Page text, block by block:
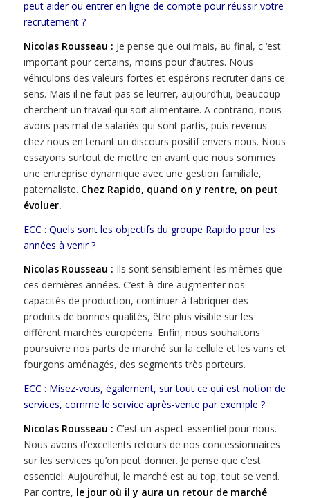
peut aider ou entrer en ligne de compte pour réussir votre
recrutement ?
Nicolas Rousseau : Je pense que oui mais, au final, c ‘est
important pour certains, moins pour d’autres. Nous
véhiculons des valeurs fortes et espérons recruter dans ce
sens. Mais il ne faut pas se leurrer, aujourd’hui, beaucoup
cherchent un travail qui soit alimentaire. A contrario, nous
avons pas mal de salariés qui sont partis, puis revenus
chez nous en tenant un discours positif envers nous. Nous
essayons surtout de mettre en avant que nous sommes
une entreprise dynamique avec une gestion familiale,
paternaliste. Chez Rapido, quand on y rentre, on peut
évoluer.
ECC : Quels sont les objectifs du groupe Rapido pour les
années à venir ?
Nicolas Rousseau : Ils sont sensiblement les mêmes que
ces dernières années. C’est-à-dire augmenter nos
capacités de production, continuer à fabriquer des
produits de bonnes qualités, être plus visible sur les
différent marchés européens. Enfin, nous souhaitons
poursuivre nos parts de marché sur la cellule et les vans et
fourgons aménagés, des segments très porteurs.
ECC : Misez-vous, également, sur tout ce qui est notion de
services, comme le service après-vente par exemple ?
Nicolas Rousseau : C’est un aspect essentiel pour nous.
Nous avons d’excellents retours de nos concessionnaires
sur les services qu’on peut donner. Je pense que c’est
essentiel. Aujourd’hui, le marché est au top, tout se vend.
Par contre, le jour où il y aura un retour de marché